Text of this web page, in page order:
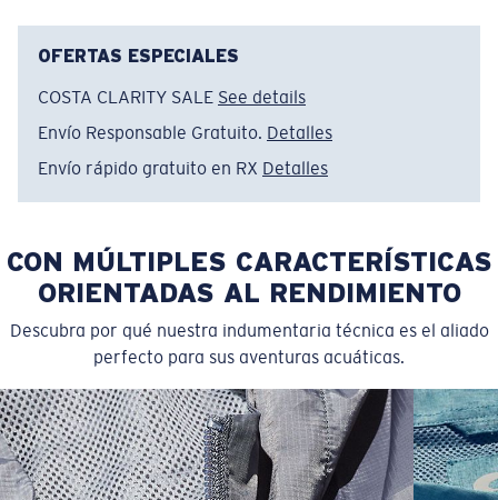
purpose. A staple for anglers, travelers, and anyone
who lives life outdoors.
Nombre del modelo:Voyager LS
Artículo n.°:FQA401346-03I
Tamaño:L
OFERTAS ESPECIALES
COSTA CLARITY SALE See details
Envío Responsable Gratuito. Detalles
Envío rápido gratuito en RX Detalles
CON MÚLTIPLES CARACTERÍSTICAS
ORIENTADAS AL RENDIMIENTO
Descubra por qué nuestra indumentaria técnica es el aliado
perfecto para sus aventuras acuáticas.